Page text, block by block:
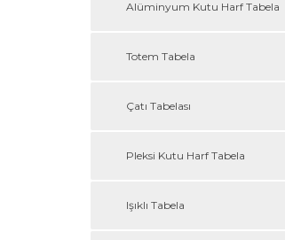
Alüminyum Kutu Harf Tabela
Totem Tabela
Çatı Tabelası
Pleksi Kutu Harf Tabela
Işıklı Tabela